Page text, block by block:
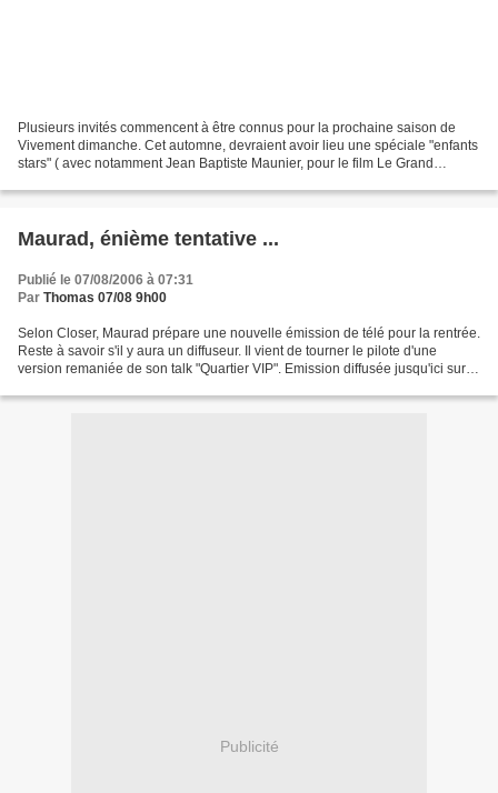
Plusieurs invités commencent à être connus pour la prochaine saison de
Vivement dimanche. Cet automne, devraient avoir lieu une spéciale "enfants
stars" ( avec notamment Jean Baptiste Maunier, pour le film Le Grand
Maurad, énième tentative ...
Publié le 07/08/2006 à 07:31
Par Thomas 07/08 9h00
Selon Closer, Maurad prépare une nouvelle émission de télé pour la rentrée.
Reste à savoir s'il y aura un diffuseur. Il vient de tourner le pilote d'une
version remaniée de son talk "Quartier VIP". Emission diffusée jusqu'ici sur
Publicité